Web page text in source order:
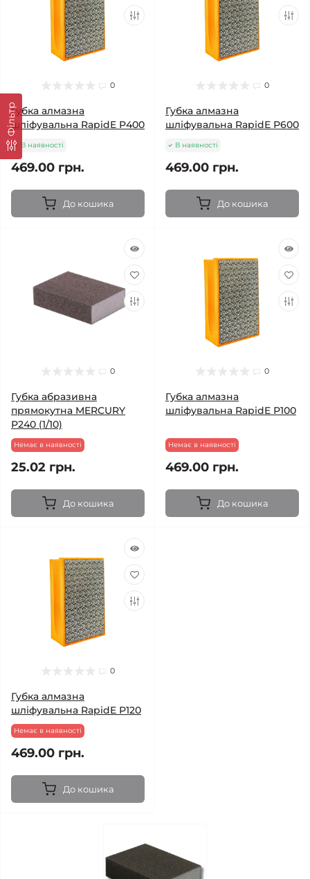
Фільтр
0
Губка алмазна
шліфувальна RapidE Р400
В наявності
469.00 грн.
До кошика
0
Губка алмазна
шліфувальна RapidE Р600
В наявності
469.00 грн.
До кошика
0
Губка абразивна
прямокутна MERCURY
Р240 (1/10)
Немає в наявності
25.02 грн.
До кошика
0
Губка алмазна
шліфувальна RapidE Р100
Немає в наявності
469.00 грн.
До кошика
0
Губка алмазна
шліфувальна RapidE Р120
Немає в наявності
469.00 грн.
До кошика